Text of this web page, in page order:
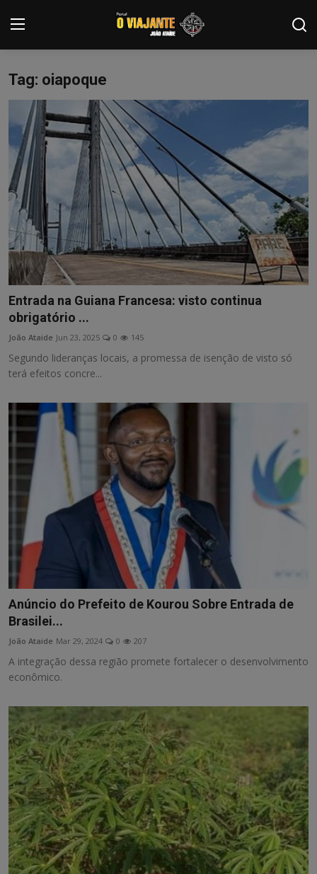
Login
Home
Contato
ARTIGOS
NOTÍCIAS
PODCASTS
GALERIA DE FOTOS
COLABORADORES
Tag: oiapoque
Entrada na Guiana Francesa: visto continua
obrigatório ...
João Ataide Jun 23, 2025 0 145
Segundo lideranças locais, a promessa de isenção de visto só
terá efeitos concre...
Anúncio do Prefeito de Kourou Sobre Entrada de
Brasilei...
João Ataide Mar 29, 2024 0 207
A integração dessa região promete fortalecer o desenvolvimento
econômico.